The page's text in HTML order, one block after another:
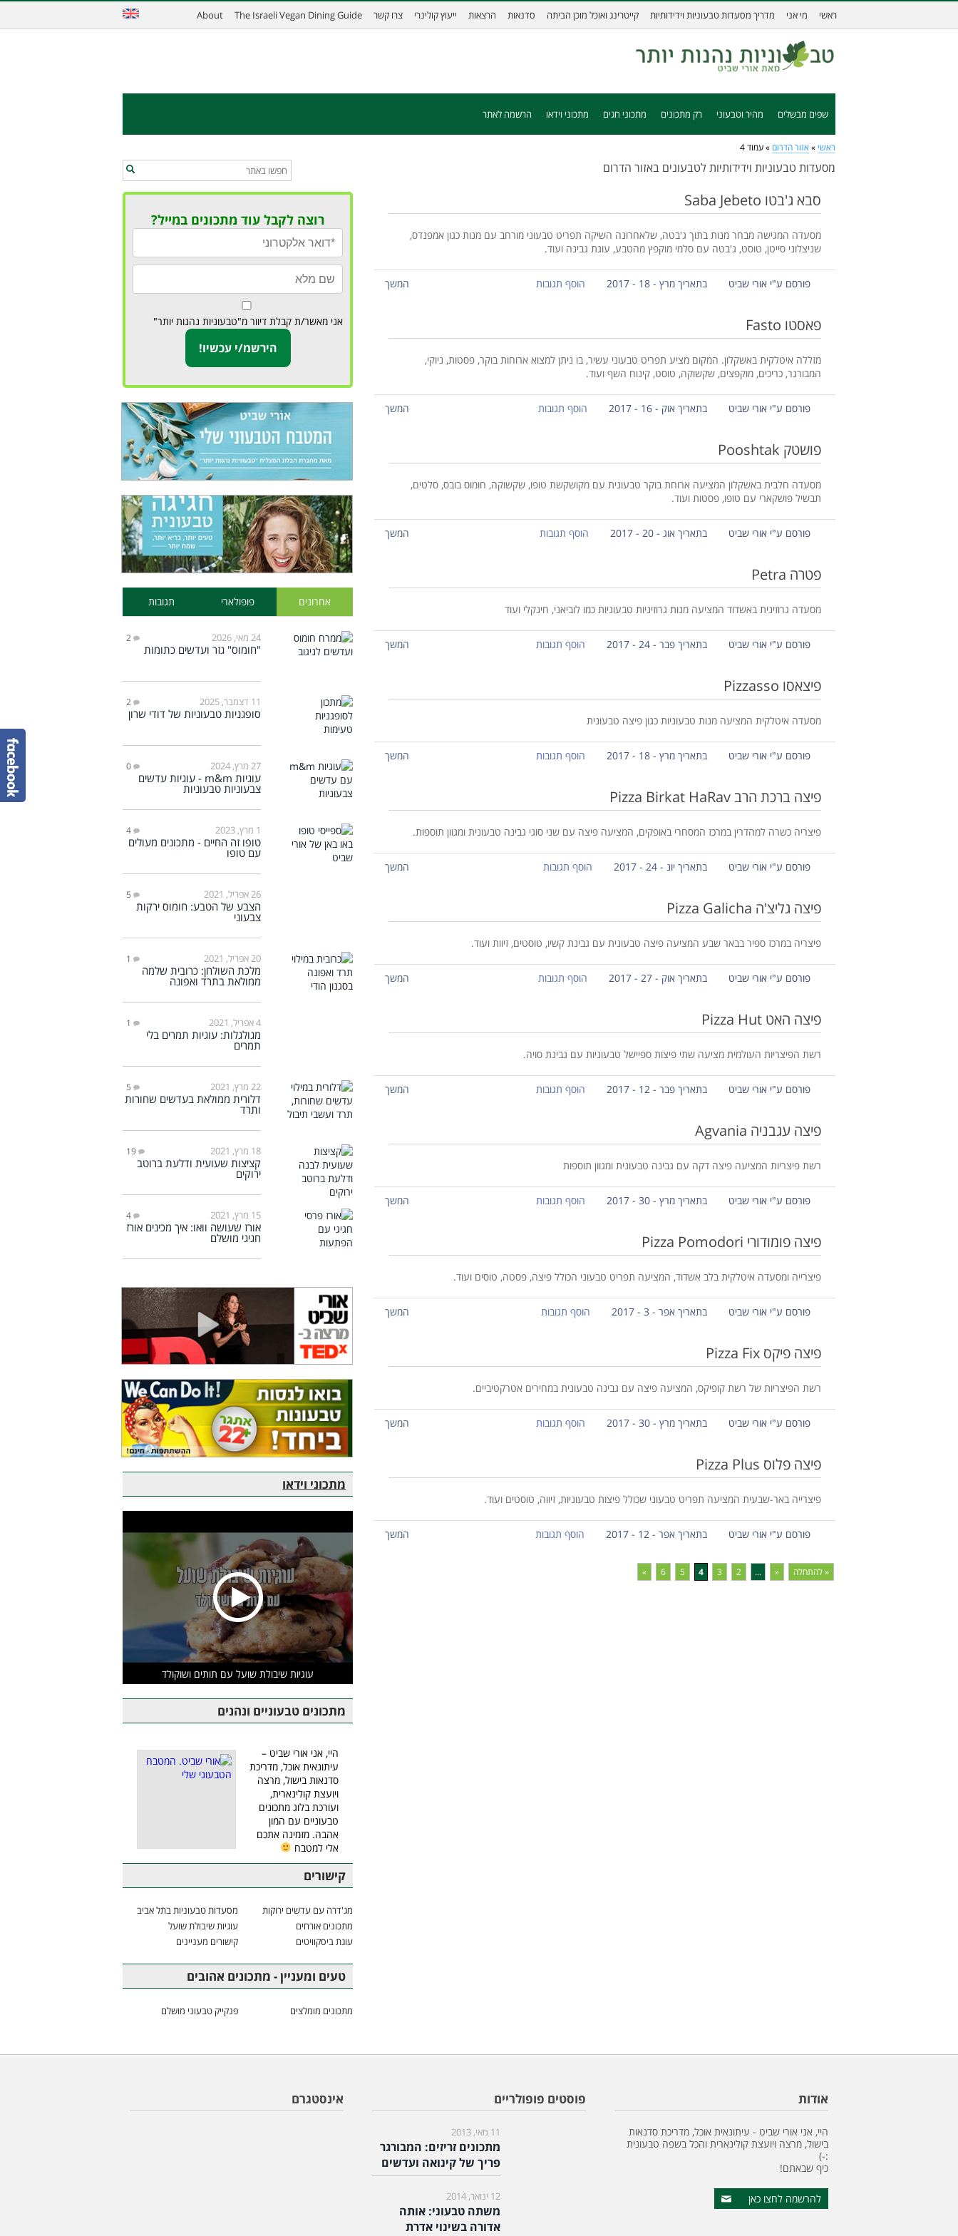
ראשי מי אני מדריך מסעדות טבעוניות וידידותיות קייטרינג ואוכל מוכן הביתה סדנאות הרצאות ייעוץ קולינרי צרו קשר The Israeli Vegan Dining Guide
About
שפים מבשלים מהיר וטבעוני רק מתכונים מתכוני חגים מתכוני וידאו הרשמה לאתר
ראשי » אזור הדרום » עמוד 4
מסעדות טבעוניות וידידותיות לטבעונים באזור הדרום
סבא ג'בטו Saba Jebeto
מסעדה המגישה מבחר מנות בתוך ג'בטה, שלאחרונה השיקה תפריט טבעוני מורחב עם מנות כגון אמפנדס,
שניצלוני סייטן, טוסט, ג'בטה עם סלמי מוקפץ מהטבע, עוגת גבינה ועוד.
פורסם ע"י אורי שביט בתאריך מרץ - 18 - 2017 הוסף תגובות המשך
פאסטו Fasto
מזללה איטלקית באשקלון. המקום מציע תפריט טבעוני עשיר, בו ניתן למצוא ארוחות בוקר, פסטות, ניוקי,
המבורגר, כריכים, מוקפצים, שקשוקה, טוסט, קינוח השף ועוד.
פורסם ע"י אורי שביט בתאריך אוק - 16 - 2017 הוסף תגובות המשך
פושטק Pooshtak
מסעדה חלבית באשקלון המציעה ארוחת בוקר טבעונית עם מקושקשת טופו, שקשוקה, חומוס בובס, סלטים,
תבשיל פושקארי עם טופו, פסטות ועוד.
פורסם ע"י אורי שביט בתאריך אוג - 20 - 2017 הוסף תגובות המשך
פטרה Petra
מסעדה גרוזינית באשדוד המציעה מנות גרוזיניות טבעוניות כמו לוביאני, חינקלי ועוד
פורסם ע"י אורי שביט בתאריך פבר - 24 - 2017 הוסף תגובות המשך
פיצאסו Pizzasso
מסעדה איטלקית המציעה מנות טבעוניות כגון פיצה טבעונית
פורסם ע"י אורי שביט בתאריך מרץ - 18 - 2017 הוסף תגובות המשך
פיצה ברכת הרב Pizza Birkat HaRav
פיצריה כשרה למהדרין במרכז המסחרי באופקים, המציעה פיצה עם שני סוגי גבינה טבעונית ומגוון תוספות.
פורסם ע"י אורי שביט בתאריך יונ - 24 - 2017 הוסף תגובות המשך
פיצה גליצ'ה Pizza Galicha
פיצריה במרכז ספיר בבאר שבע המציעה פיצה טבעונית עם גבינת קשיו, טוסטים, זיוות ועוד.
פורסם ע"י אורי שביט בתאריך אוק - 27 - 2017 הוסף תגובות המשך
פיצה האט Pizza Hut
רשת הפיצריות העולמית מציעה שתי פיצות ספיישל טבעוניות עם גבינת סויה.
פורסם ע"י אורי שביט בתאריך פבר - 12 - 2017 הוסף תגובות המשך
פיצה עגבניה Agvania
רשת פיצריות המציעה פיצה דקה עם גבינה טבעונית ומגוון תוספות
פורסם ע"י אורי שביט בתאריך מרץ - 30 - 2017 הוסף תגובות המשך
פיצה פומודורי Pizza Pomodori
פיצרייה ומסעדה איטלקית בלב אשדוד, המציעה תפריט טבעוני הכולל פיצה, פסטה, טוסים ועוד.
פורסם ע"י אורי שביט בתאריך אפר - 3 - 2017 הוסף תגובות המשך
פיצה פיקס Pizza Fix
רשת הפיצריות של רשת קופיקס, המציעה פיצה עם גבינה טבעונית במחירים אטרקטיביים.
פורסם ע"י אורי שביט בתאריך מרץ - 30 - 2017 הוסף תגובות המשך
פיצה פלוס Pizza Plus
פיצרייה באר-שבעית המציעה תפריט טבעוני שכולל פיצות טבעוניות, זיווה, טוסטים ועוד.
פורסם ע"י אורי שביט בתאריך אפר - 12 - 2017 הוסף תגובות המשך
« להתחלה «
...
2
3
4
5
6
»
רוצה לקבל עוד מתכונים במייל?
אני מאשר/ת קבלת דיוור מ"טבעוניות נהנות יותר"
אחרונים פופולארי תגובות
24 מאי, 2026 2
"חומוס" גזר ועדשים כתומות
11 דצמבר, 2025 2
סופגניות טבעוניות של דודי שרון
27 מרץ, 2024 0
עוגיות m&m - עוגיות עדשים
צבעוניות טבעוניות
1 מרץ, 2023 4
טופו זה החיים - מתכונים מעולים
עם טופו
26 אפריל, 2021 5
הצבע של הטבע: חומוס ירקות
צבעוני
20 אפריל, 2021 1
מלכת השולחן: כרובית שלמה
ממולאת בתרד ואפונה
4 אפריל, 2021 1
מגולגלות: עוגיות תמרים בלי
תמרים
22 מרץ, 2021 5
דלורית ממולאת בעדשים שחורות
ותרד
18 מרץ, 2021 19
קציצות שעועית ודלעת ברוטב
ירוקים
15 מרץ, 2021 4
אורז שעושה וואו: איך מכינים אורז
חגיגי מושלם
מתכוני וידאו
עוגיות שיבולת שועל עם תותים ושוקולד
מתכונים טבעוניים ונהנים
היי, אני אורי שביט –
עיתונאית אוכל, מדריכת
סדנאות בישול, מרצה
ויועצת קולינארית,
ועורכת בלוג מתכונים
טבעוניים עם המון
אהבה. מזמינה אתכם
אלי למטבח
קישורים
מג'דרה עם עדשים ירוקות
מסעדות טבעוניות בתל אביב
מתכונים אורחים
עוגיות שיבולת שועל
עוגת ביסקוויטים
קישורים מעניינים
טעים ומעניין - מתכונים אהובים
מתכונים מומלצים פנקייק טבעוני מושלם
אודות
היי, אני אורי שביט - עיתונאית אוכל, מדריכת סדנאות
בישול, מרצה ויועצת קולינארית והכל בשפה טבעונית
:-)
כיף שבאתם!
להרשמה לחצו כאן
פוסטים פופולריים
11 מאי, 2013
מתכונים זריזים: המבורגר
פריך של קינואה ועדשים
12 ינואר, 2014
משתה טבעוני: אותה
אדורה בשינוי אדרת
אינסטגרם